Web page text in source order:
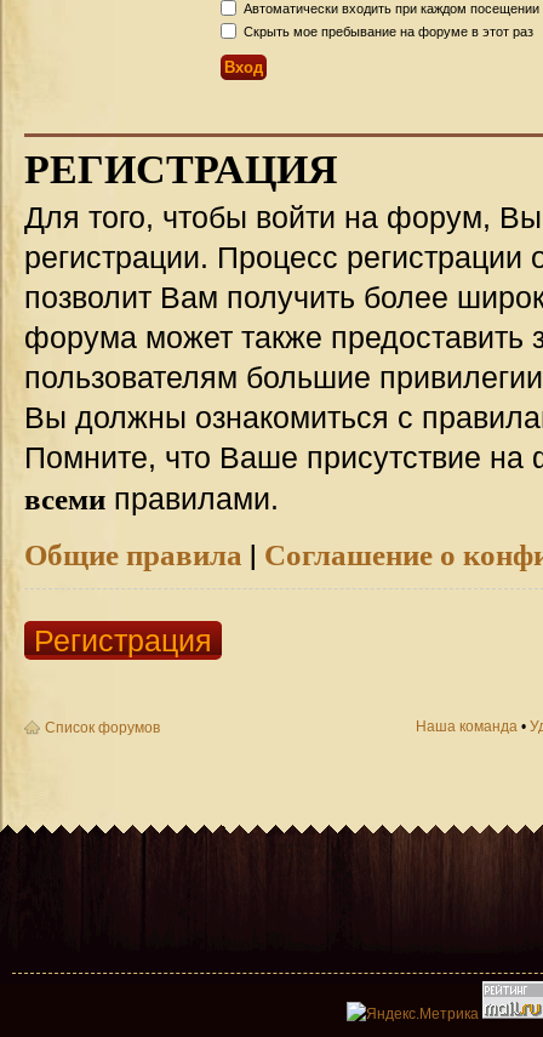
Автоматически входить при каждом посещении
Скрыть мое пребывание на форуме в этот раз
РЕГИСТРАЦИЯ
Для того, чтобы войти на форум,
регистрации. Процесс регистрации
позволит Вам получить более
форума может также предоставить
пользователям большие
Вы должны ознакомиться с
Помните, что Ваше присутствие на
всеми правилами.
Общие правила | Соглашение о
Регистрация
Список форумов Наша команда •